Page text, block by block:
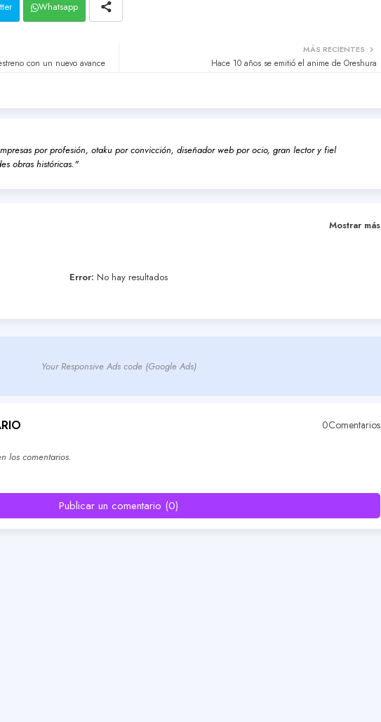
Whatsapp
MÁS RECIENTES
Hace 10 años se emitió el anime de Oreshura
con un nuevo avance
por profesión, otaku por convicción, diseñador web por ocio, gran lector y fiel
obras históricas."
Mostrar más
Error: No hay resultados
Your Responsive Ads code (Google Ads)
0Comentarios
los comentarios.
Publicar un comentario (0)